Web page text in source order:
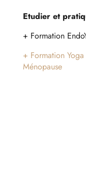
Etudier et
+ Formation
+ Formation
Ménopause